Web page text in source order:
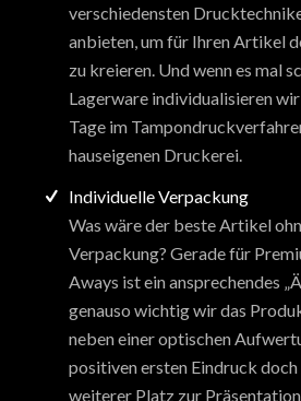
verschiedensten
anbieten, um für Ihren Artikel
zu kreieren. Und wenn es mal
Lagerware individualisieren
Tage im
hauseigenen Druckerei.
Individuelle Verpackung
Was wäre der beste Artikel
Verpackung? Gerade für
Aways ist ein ansprechendes
genauso wichtig wir das
neben einer optischen
positiven ersten Eindruck
weiterer Platz zur